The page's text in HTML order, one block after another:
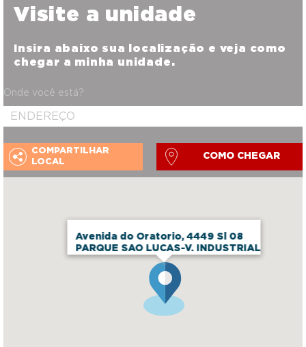
Avenida do Oratorio, 4449 Sl 08
PARQUE SAO LUCAS-V. INDUSTRIAL
Visite a unidade
Insira abaixo sua localização e veja como
chegar a minha unidade.
Onde você está?
COMPARTILHAR
LOCAL
COMO CHEGAR